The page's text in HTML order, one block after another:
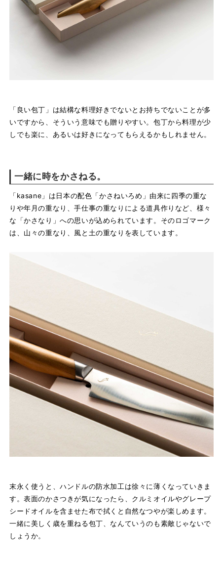
「良い包丁」は結構な料理好きでないとお持ちでないことが多
いですから、そういう意味でも贈りやすい。包丁から料理が少
しでも楽に、あるいは好きになってもらえるかもしれません。
一緒に時をかさねる。
「kasane」は日本の配色「かさねいろめ」由来に四季の重な
りや年月の重なり、手仕事の重なりによる道具作りなど、様々
な「かさなり」への思いが込められています。そのロゴマーク
は、山々の重なり、風と土の重なりを表しています。
末永く使うと、ハンドルの防水加工は徐々に薄くなっていきま
す。表面のかさつきが気になったら、クルミオイルやグレープ
シードオイルを含ませた布で拭くと自然なつやが楽しめます。
一緒に美しく歳を重ねる包丁、なんていうのも素敵じゃないで
しょうか。